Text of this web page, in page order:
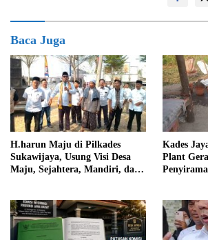
Baca Juga
H.harun Maju di Pilkades
Sukawijaya, Usung Visi Desa
Maju, Sejahtera, Mandiri, dan
Kades
Plant